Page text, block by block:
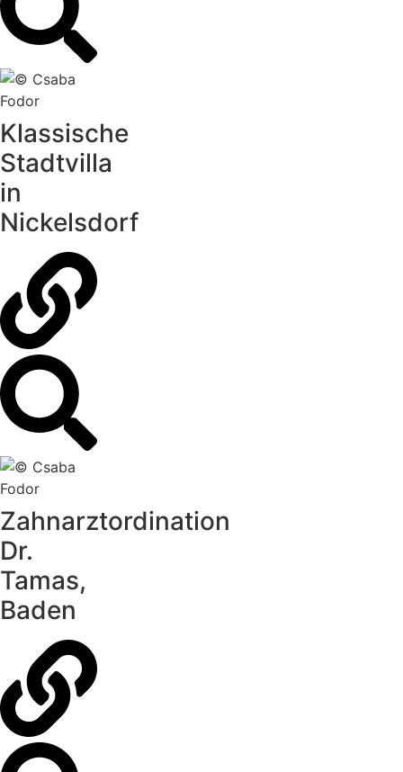
Klassische
Stadtvilla
in
Nickelsdorf
Zahnarztordination
Dr.
Tamas,
Baden